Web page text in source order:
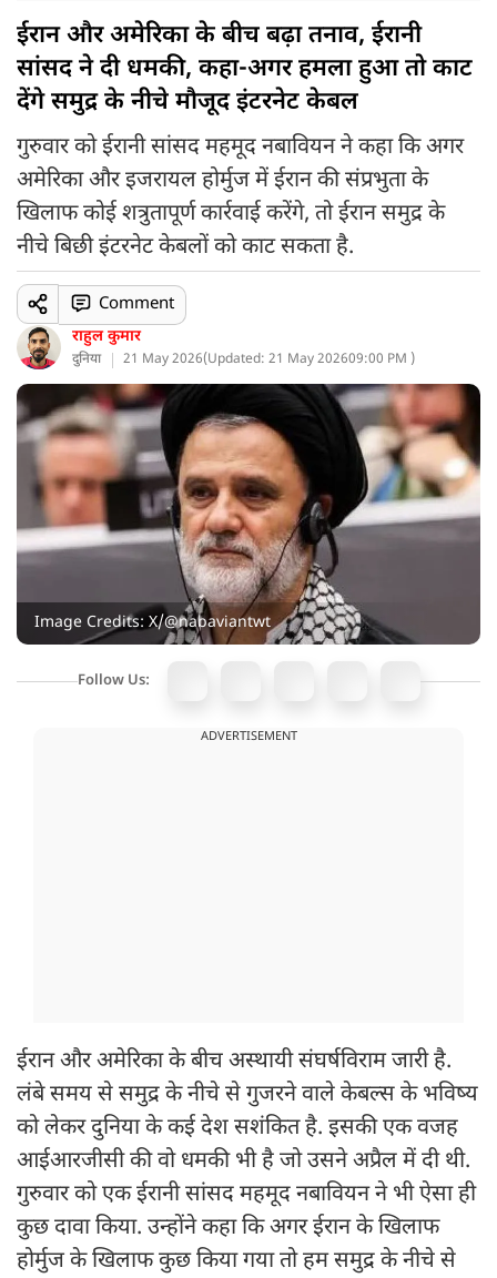
ईरान और अमेरिका के बीच बढ़ा तनाव, ईरानी
सांसद ने दी धमकी, कहा-अगर हमला हुआ तो काट
देंगे समुद्र के नीचे मौजूद इंटरनेट केबल
गुरुवार को ईरानी सांसद महमूद नबावियन ने कहा कि अगर
अमेरिका और इजरायल होर्मुज में ईरान की संप्रभुता के
खिलाफ कोई शत्रुतापूर्ण कार्रवाई करेंगे, तो ईरान समुद्र के
नीचे बिछी इंटरनेट केबलों को काट सकता है.
राहुल कुमार
दुनिया 21 May 2026(Updated: 21 May 202609:00 PM )
Comment
Image Credits: X/@nabaviantwt
Follow Us:
ADVERTISEMENT
ईरान और अमेरिका के बीच अस्थायी संघर्षविराम जारी है.
लंबे समय से समुद्र के नीचे से गुजरने वाले केबल्स के भविष्य
को लेकर दुनिया के कई देश सशंकित है. इसकी एक वजह
आईआरजीसी की वो धमकी भी है जो उसने अप्रैल में दी थी.
गुरुवार को एक ईरानी सांसद महमूद नबावियन ने भी ऐसा ही
कुछ दावा किया. उन्होंने कहा कि अगर ईरान के खिलाफ
होर्मुज के खिलाफ कुछ किया गया तो हम समुद्र के नीचे से